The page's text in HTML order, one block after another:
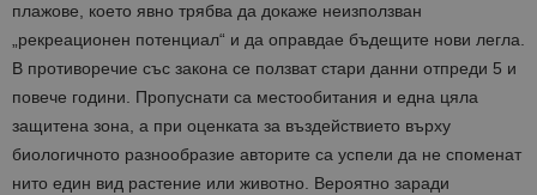
плажове, което явно трябва да докаже неизползван
„рекреационен потенциал“ и да оправдае бъдещите нови легла.
В противоречие със закона се ползват стари данни отпреди 5 и
повече години. Пропуснати са местообитания и една цяла
защитена зона, а при оценката за въздействието върху
биологичното разнообразие авторите са успели да не споменат
нито един вид растение или животно. Вероятно заради